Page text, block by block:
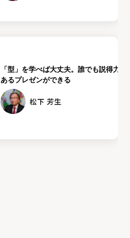
「型」を学べば大丈夫。誰でも説得力の
あるプレゼンができる
松下 芳生